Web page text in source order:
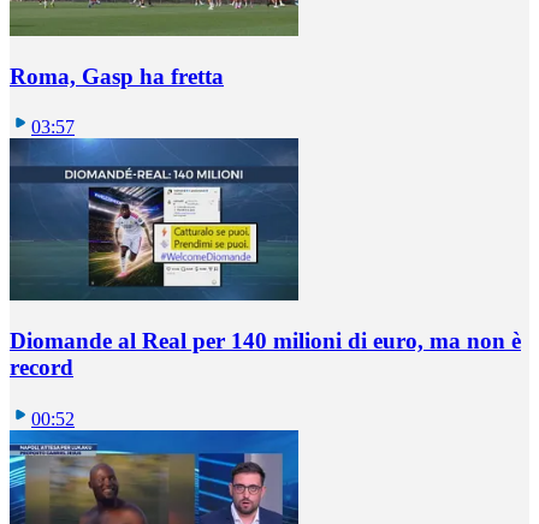
Roma, Gasp ha fretta
03:57
Diomande al Real per 140 milioni di euro, ma non è
record
00:52